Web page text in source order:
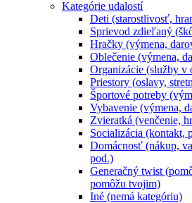
Kategórie udalostí
Deti (starostlivosť,
Sprievod zdieľaný
Hračky (výmena,
Oblečenie (výmena,
Organizácie (služby v
Priestory (oslavy,
Športové potreby
Vybavenie (výmena,
Zvieratká (venčenie,
Socializácia (kontakt,
Domácnosť (nákup,
pod.)
Generačný twist
pomôžu tvojim)
Iné (nemá kategóriu)